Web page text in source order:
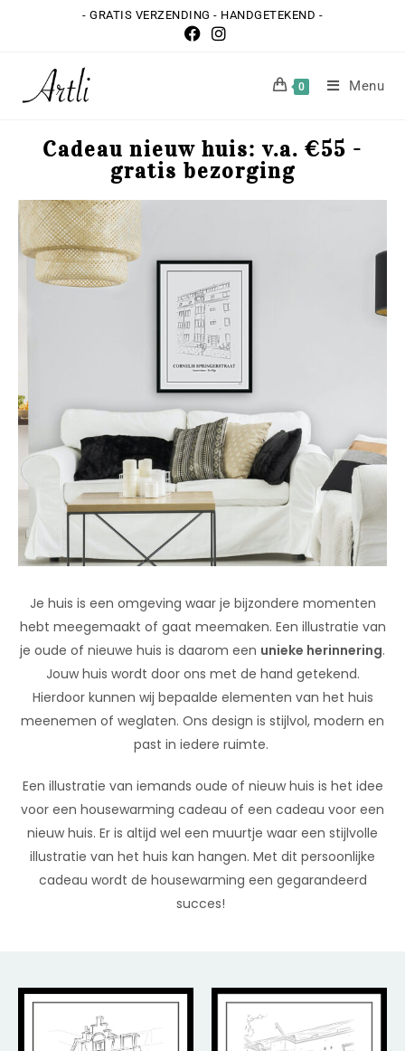
- GRATIS VERZENDING - HANDGETEKEND -
0 Menu
Cadeau nieuw huis: v.a. €55 -
gratis bezorging
Je huis is een omgeving waar je bijzondere momenten
hebt meegemaakt of gaat meemaken. Een illustratie van
je oude of nieuwe huis is daarom een unieke herinnering.
Jouw huis wordt door ons met de hand getekend.
Hierdoor kunnen wij bepaalde elementen van het huis
meenemen of weglaten. Ons design is stijlvol, modern en
past in iedere ruimte.
Een illustratie van iemands oude of nieuw huis is het idee
voor een housewarming cadeau of een cadeau voor een
nieuw huis. Er is altijd wel een muurtje waar een stijlvolle
illustratie van het huis kan hangen. Met dit persoonlijke
cadeau wordt de housewarming een gegarandeerd
succes!